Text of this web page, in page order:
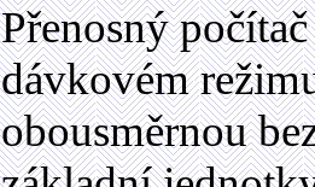
Přenosný
dávkovém
obousměrnou